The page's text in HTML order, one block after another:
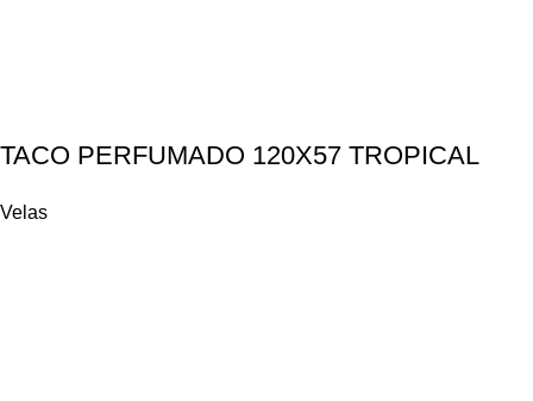
TACO PERFUMADO 120X57 TROPICAL
Velas